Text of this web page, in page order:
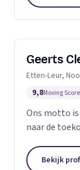
Geerts
Etten-Leur,
9,8Moving Score
Ons motto is
naar de
vrouwelijke
Bekijk